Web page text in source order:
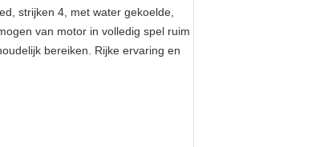
strijken 4, met water gekoelde,
van motor in volledig spel ruim
bereiken. Rijke ervaring en